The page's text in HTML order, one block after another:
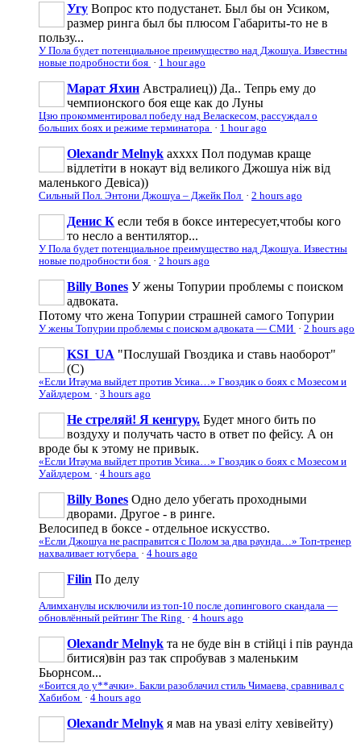
Угу Вопрос кто подустанет. Был бы он Усиком,
размер ринга был бы плюсом Габариты-то не в
пользу...
У Пола будет потенциальное преимущество над Джошуа. Известны
новые подробности боя · 1 hour ago
Марат Яхин Австралиец)) Да.. Тепрь ему до
чемпионского боя еще как до Луны
Цзю прокомментировал победу над Веласкесом, рассуждал о
больших боях и режиме терминатора · 1 hour ago
Olexandr Melnyk ахххх Пол подумав краще
відлетіти в нокаут від великого Джошуа ніж від
маленького Девіса))
Сильный Пол. Энтони Джошуа – Джейк Пол · 2 hours ago
Денис К если тебя в боксе интересует,чтобы кого
то несло а вентилятор...
У Пола будет потенциальное преимущество над Джошуа. Известны
новые подробности боя · 2 hours ago
Billy Bones У жены Топурии проблемы с поиском
адвоката.
Потому что жена Топурии страшней самого Топурии
У жены Топурии проблемы с поиском адвоката — СМИ · 2 hours ago
KSI_UA "Послушай Гвоздика и ставь наоборот"
(С)
«Если Итаума выйдет против Усика…» Гвоздик о боях с Мозесом и
Уайлдером · 3 hours ago
Не стреляй! Я кенгуру. Будет много бить по
воздуху и получать часто в ответ по фейсу. А он
вроде бы к этому не привык.
«Если Итаума выйдет против Усика…» Гвоздик о боях с Мозесом и
Уайлдером · 4 hours ago
Billy Bones Одно дело убегать проходными
дворами. Другое - в ринге.
Велосипед в боксе - отдельное искусство.
«Если Джошуа не расправится с Полом за два раунда…» Топ-тренер
нахваливает ютубера · 4 hours ago
Filin По делу
Алимханулы исключили из топ-10 после допингового скандала —
обновлённый рейтинг The Ring · 4 hours ago
Olexandr Melnyk та не буде він в стійці і пів раунда
битися)він раз так спробував з маленьким
Бьорнсом...
«Боится до у**ачки». Бакли разоблачил стиль Чимаева, сравнивал с
Хабибом · 4 hours ago
Olexandr Melnyk я мав на увазі еліту хевівейту)